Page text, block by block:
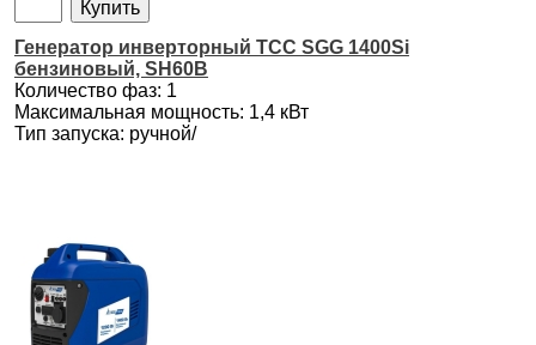
Генератор инверторный ТСС SGG 1400Si
бензиновый, SH60B
Количество фаз: 1
Максимальная мощность: 1,4 кВт
Тип запуска: ручной/